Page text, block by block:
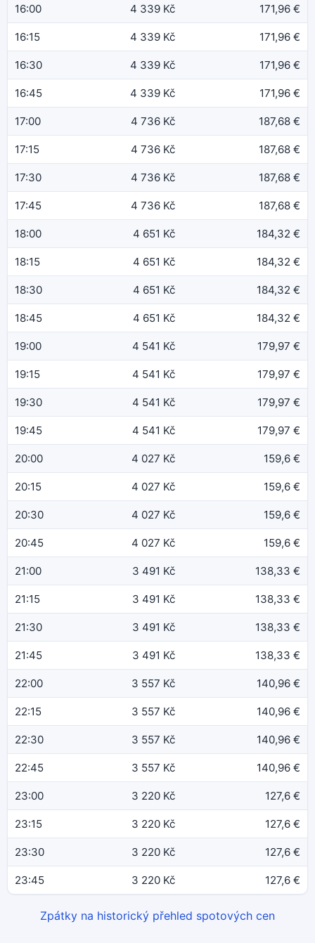
16:00 4 339 Kč 171,96 €
16:15 4 339 Kč 171,96 €
16:30 4 339 Kč 171,96 €
16:45 4 339 Kč 171,96 €
17:00 4 736 Kč 187,68 €
17:15 4 736 Kč 187,68 €
17:30 4 736 Kč 187,68 €
17:45 4 736 Kč 187,68 €
18:00 4 651 Kč 184,32 €
18:15 4 651 Kč 184,32 €
18:30 4 651 Kč 184,32 €
18:45 4 651 Kč 184,32 €
19:00 4 541 Kč 179,97 €
19:15 4 541 Kč 179,97 €
19:30 4 541 Kč 179,97 €
19:45 4 541 Kč 179,97 €
20:00 4 027 Kč 159,6 €
20:15 4 027 Kč 159,6 €
20:30 4 027 Kč 159,6 €
20:45 4 027 Kč 159,6 €
21:00 3 491 Kč 138,33 €
21:15 3 491 Kč 138,33 €
21:30 3 491 Kč 138,33 €
21:45 3 491 Kč 138,33 €
22:00 3 557 Kč 140,96 €
22:15 3 557 Kč 140,96 €
22:30 3 557 Kč 140,96 €
22:45 3 557 Kč 140,96 €
23:00 3 220 Kč 127,6 €
23:15 3 220 Kč 127,6 €
23:30 3 220 Kč 127,6 €
23:45 3 220 Kč 127,6 €
Zpátky na historický přehled spotových cen